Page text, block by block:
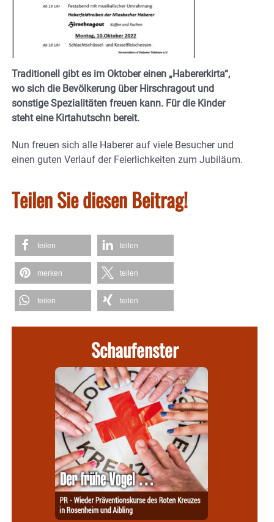
Traditionell gibt es im Oktober einen „Habererkirta“,
wo sich die Bevölkerung über Hirschragout und
sonstige Spezialitäten freuen kann. Für die Kinder
steht eine Kirtahutschn bereit.
Nun freuen sich alle Haberer auf viele Besucher und
einen guten Verlauf der Feierlichkeiten zum Jubiläum.
Teilen Sie diesen Beitrag!
teilen teilen
merken teilen
teilen teilen
Schaufenster